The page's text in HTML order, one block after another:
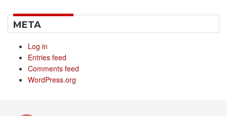
META
Log in
Entries feed
Comments feed
WordPress.org